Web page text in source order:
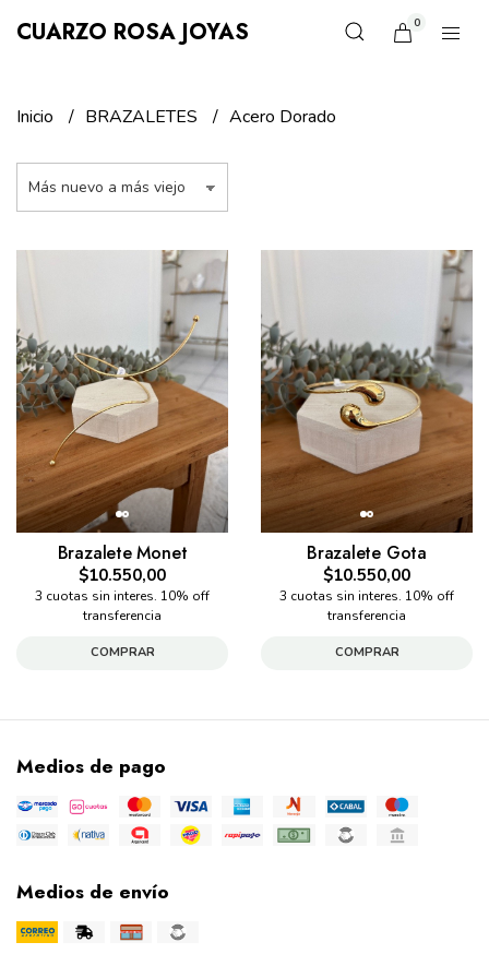
CUARZO ROSA JOYAS 0
Inicio BRAZALETES Acero Dorado
Brazalete Monet
$10.550,00
3 cuotas sin interes. 10% off
transferencia
COMPRAR
Brazalete Gota
$10.550,00
3 cuotas sin interes. 10% off
transferencia
COMPRAR
Medios de pago
Medios de envío